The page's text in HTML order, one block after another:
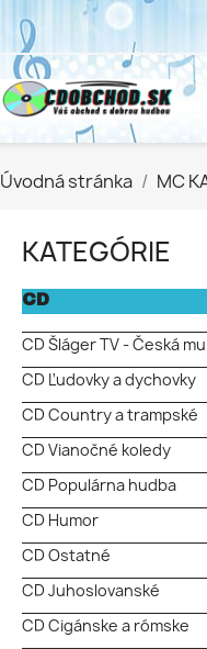
Úvodná stránka MC
KATEGÓRIE
CD
CD Šláger TV - Česká
CD Ľudovky a dychovky
CD Country a trampské
CD Vianočné koledy
CD Populárna hudba
CD Humor
CD Ostatné
CD Juhoslovanské
CD Cigánske a rómske